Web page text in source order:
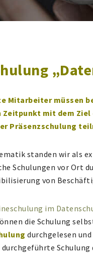
Mitarbeiter müssen
Zeitpunkt mit dem
Präsenzschulung
standen wir als
Schulungen vor Ort
von
im
die Schulung
durchgelesen und
durchgeführte Schulung